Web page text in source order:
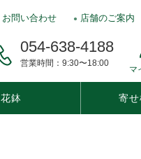
お問い合わせ 店舗のご案内
054-638-4188
営業時間：9:30〜18:00
マ
花鉢 寄